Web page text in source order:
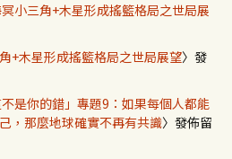
小三角+木星形成搖籃格局之世局展
+木星形成搖籃格局之世局展望〉發
不是你的錯」專題9：如果每個人都能
，那麼地球確實不再有共識〉發佈留